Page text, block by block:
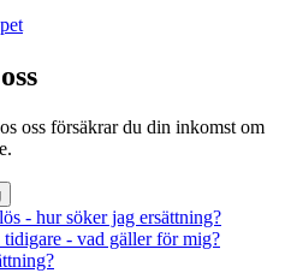
oss försäkrar du din inkomst om
- hur söker jag ersättning?
tidigare - vad gäller för mig?